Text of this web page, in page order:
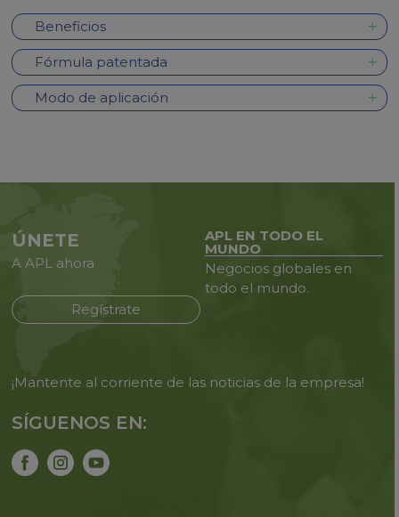
Beneficios
Fórmula patentada
Modo de aplicación
ÚNETE
A APL ahora
Regístrate
APL EN TODO EL
MUNDO
Negocios globales en
todo el mundo.
¡Mantente al corriente de las noticias de la empresa!
SÍGUENOS EN: